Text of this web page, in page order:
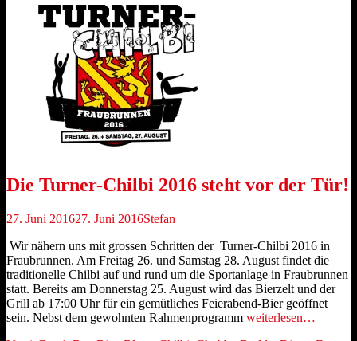
Die Turner-Chilbi 2016 steht vor der Tür!
Veröffentlicht
27. Juni 201627. Juni 2016Autor
Stefan
Wir nähern uns mit grossen Schritten der Turner-Chilbi 2016 in
Fraubrunnen. Am Freitag 26. und Samstag 28. August findet die
traditionelle Chilbi auf und rund um die Sportanlage in Fraubrunnen
statt. Bereits am Donnerstag 25. August wird das Bierzelt und der
Grill ab 17:00 Uhr für ein gemütliches Feierabend-Bier geöffnet
sein. Nebst dem gewohnten Rahmenprogramm weiterlesen…